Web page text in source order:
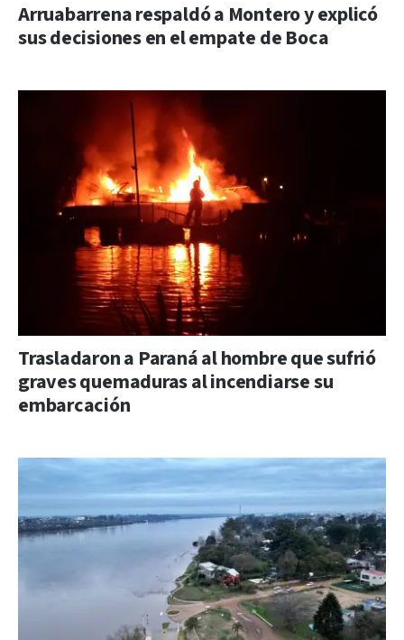
Arruabarrena respaldó a Montero y explicó
sus decisiones en el empate de Boca
Trasladaron a Paraná al hombre que sufrió
graves quemaduras al incendiarse su
embarcación